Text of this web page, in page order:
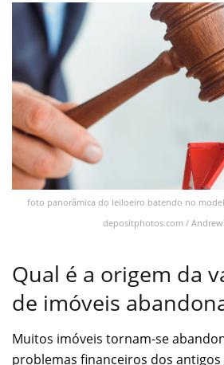
foto panorâmica do leiloeiro batendo no
depositphotos.com /
Qual é a origem da
de imóveis
Muitos imóveis tornam-se
problemas financeiros dos